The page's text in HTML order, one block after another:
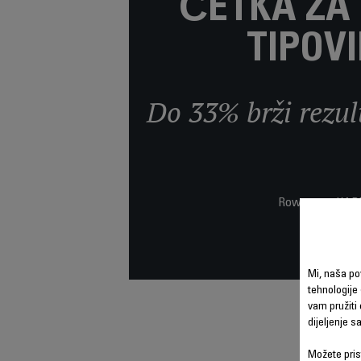
ČETKA
Do 33% brži
Rowenta x
Mi, naša
tehnologije
vam pružiti
dijeljenje
Možete